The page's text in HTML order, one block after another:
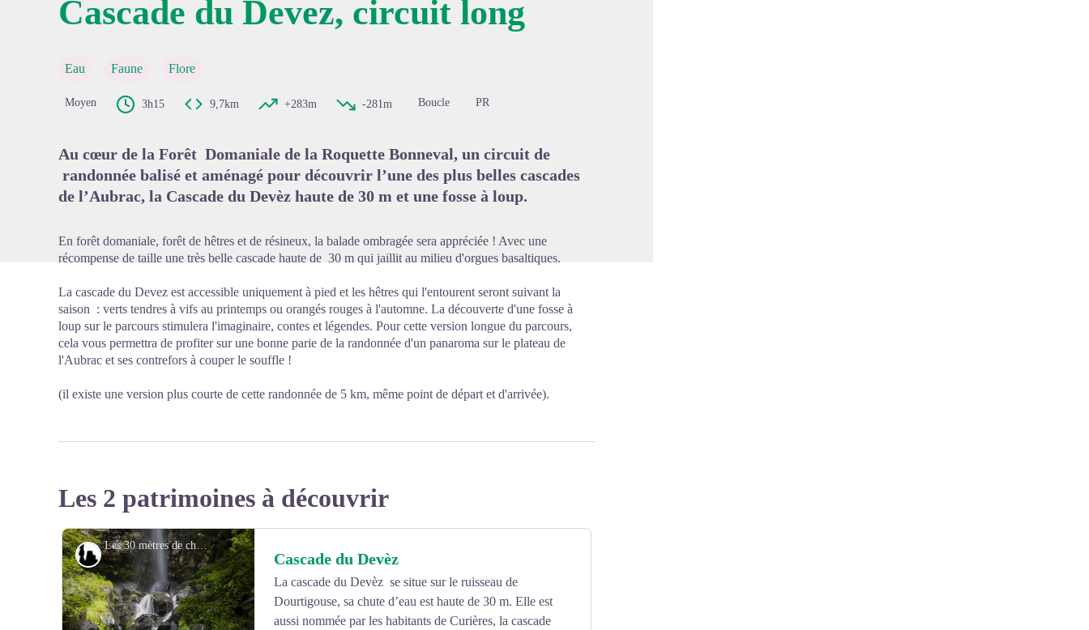
Cascade du Devez, circuit long
Eau Faune Flore
Moyen 3h15 9,7km +283m -281m Boucle PR
Au cœur de la Forêt Domaniale de la Roquette Bonneval, un circuit de
randonnée balisé et aménagé pour découvrir l’une des plus belles cascades
de l’Aubrac, la Cascade du Devèz haute de 30 m et une fosse à loup.
En forêt domaniale, forêt de hêtres et de résineux, la balade ombragée sera appréciée ! Avec une
récompense de taille une très belle cascade haute de 30 m qui jaillit au milieu d'orgues basaltiques.
La cascade du Devez est accessible uniquement à pied et les hêtres qui l'entourent seront suivant la
saison : verts tendres à vifs au printemps ou orangés rouges à l'automne. La découverte d'une fosse à
loup sur le parcours stimulera l'imaginaire, contes et légendes. Pour cette version longue du parcours,
cela vous permettra de profiter sur une bonne parie de la randonnée d'un panaroma sur le plateau de
l'Aubrac et ses contrefors à couper le souffle !
(il existe une version plus courte de cette randonnée de 5 km, même point de départ et d'arrivée).
Les 2 patrimoines à découvrir
Les 30 mètres de chute de la cascade du Devez - B. Colomb-Lozère Sauvage/Tourisme en Aubrac
Géologie Cascade du Devèz
La cascade du Devèz se situe sur le ruisseau de
Dourtigouse, sa chute d’eau est haute de 30 m. Elle est
aussi nommée par les habitants de Curières, la cascade